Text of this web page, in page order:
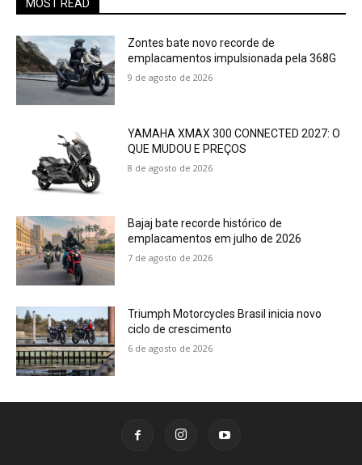
MOST READ
Zontes bate novo recorde de
emplacamentos impulsionada pela 368G
9 de agosto de 2026
YAMAHA XMAX 300 CONNECTED 2027: O
QUE MUDOU E PREÇOS
8 de agosto de 2026
Bajaj bate recorde histórico de
emplacamentos em julho de 2026
7 de agosto de 2026
Triumph Motorcycles Brasil inicia novo
ciclo de crescimento
6 de agosto de 2026